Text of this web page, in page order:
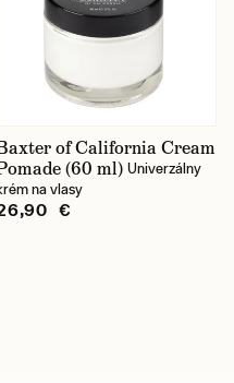
of California Cream
(60 ml) Univerzálny
na vlasy
€